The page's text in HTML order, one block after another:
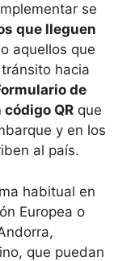
se
que lleguen
aquellos que
hacia
de
QR que
y en los
al país.
habitual en
Europea o
que puedan